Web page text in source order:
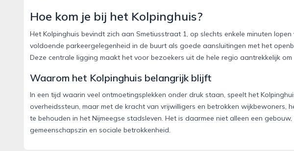
Hoe kom je bij het Kolpinghuis?
Het Kolpinghuis bevindt zich aan Smetiusstraat 1, op slechts enkele minuten
voldoende parkeergelegenheid in de buurt als goede aansluitingen met het
Deze centrale ligging maakt het voor bezoekers uit de hele regio aantrekkelijk om
Waarom het Kolpinghuis belangrijk blijft
In een tijd waarin veel ontmoetingsplekken onder druk staan, speelt het
overheidssteun, maar met de kracht van vrijwilligers en betrokken wijkbewoners,
te behouden in het Nijmeegse stadsleven. Het is daarmee niet alleen een
gemeenschapszin en sociale betrokkenheid.